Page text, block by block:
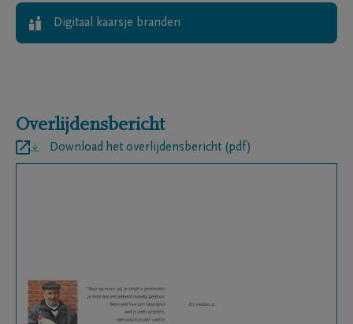
Digitaal kaarsje branden
Overlijdensbericht
Download het overlijdensbericht (pdf)